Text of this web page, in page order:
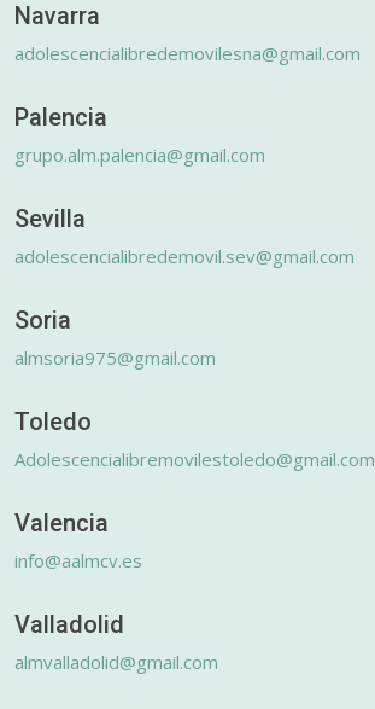
Navarra
adolescencialibredemovilesna@gmail.com
Palencia
grupo.alm.palencia@gmail.com
Sevilla
adolescencialibredemovil.sev@gmail.com
Soria
almsoria975@gmail.com
Toledo
Adolescencialibremovilestoledo@gmail.com
Valencia
info@aalmcv.es
Valladolid
almvalladolid@gmail.com